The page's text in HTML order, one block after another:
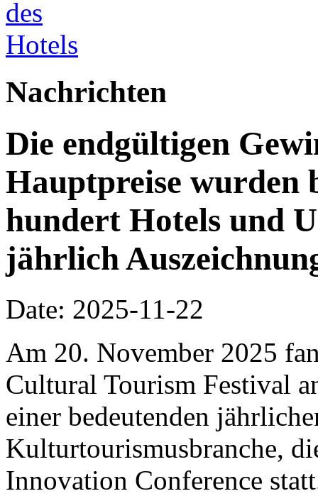
Nachrichten
Die endgültigen
Hauptpreise wurden
hundert Hotels und
jährlich
Date: 2025-11-22
Am 20. November 2025
Cultural Tourism Festival
einer bedeutenden
Kulturtourismusbranche,
Innovation Conference